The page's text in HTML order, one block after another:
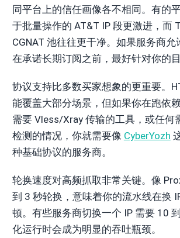
同平台上的信任画像各不相同。有的
于批量操作的 AT&T IP 段更激进，而
CGNAT 池往往更干净。如果服务商允
在承诺长期订阅之前，最好针对你的目
协议支持比多数买家想象的更重要。
能覆盖大部分场景，但如果你在跑依赖
需要 Vless/Xray 传输的工具，或任何
检测的情况，你就需要像 CyberYozh
种基础协议的服务商。
轮换速度对高频抓取非常关键。像
到 3 秒轮换，意味着你的流水线在换
顿。有些服务商切换一个 IP 需要 10
化运行时会成为明显的吞吐瓶颈。